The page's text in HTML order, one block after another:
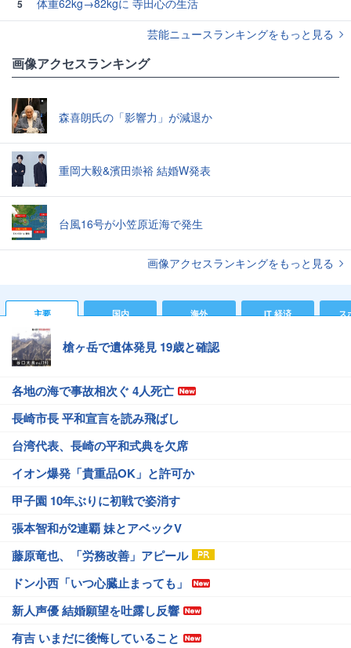
5
体重62kg→82kgに 寺田心の生活
芸能ニュースランキングをもっと見る
画像アクセスランキング
森喜朗氏の「影響力」が減退か
重岡大毅&濱田崇裕 結婚W発表
台風16号が小笠原近海で発生
画像アクセスランキングをもっと見る
主要 国内 海外 IT 経済 ス
槍ヶ岳で遺体発見 19歳と確認
各地の海で事故相次ぐ 4人死亡
長崎市長 平和宣言を読み飛ばし
台湾代表、長崎の平和式典を欠席
イオン爆発「貴重品OK」と許可か
甲子園 10年ぶりに初戦で姿消す
張本智和が2連覇 妹とアベックV
藤原竜也、「労務改善」アピール
ドン小西「いつ心臓止まっても」
新人声優 結婚願望を吐露し反響
有吉 いまだに後悔していること